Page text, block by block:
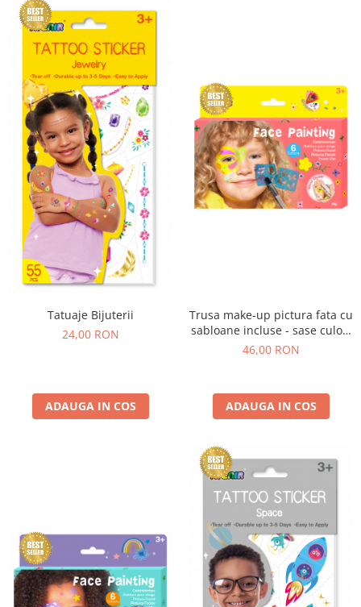
Tatuaje Bijuterii
24,00 RON
ADAUGA IN COS
Trusa make-up pictura fata cu
sabloane incluse - sase culori
non-alergice - flori si fluturi
46,00 RON
ADAUGA IN COS